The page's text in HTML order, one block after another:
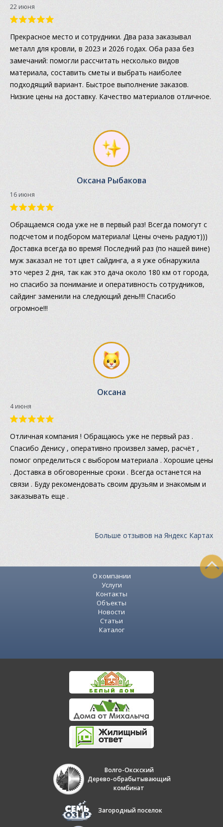
22 июня
Прекрасное место и сотрудники. Два раза заказывал
металл для кровли, в 2023 и 2026 годах. Оба раза без
замечаний: помогли рассчитать несколько видов
материала, составить сметы и выбрать наиболее
подходящий вариант. Быстрое выполнение заказов.
Низкие цены на доставку. Качество материалов отличное.
Оксана Рыбакова
16 июня
Обращаемся сюда уже не в первый раз! Всегда помогут с
подсчетом и подбором материала! Цены очень радуют)))
Доставка всегда во время! Последний раз (по нашей вине)
муж заказал не тот цвет сайдинга, а я уже обнаружила
это через 2 дня, так как это дача около 180 км от города,
но спасибо за понимание и оперативность сотрудников,
сайдинг заменили на следующий день!!!! Спасибо
огромное!!!
Оксана
4 июня
Отличная компания ! Обращаюсь уже не первый раз .
Спасибо Денису , оперативно произвел замер, расчёт ,
помог определиться с выбором материала . Хорошие цены
. Доставка в обговоренные сроки . Всегда останется на
связи . Буду рекомендовать своим друзьям и знакомым и
заказывать еще .
Больше отзывов на Яндекс Картах
О компании
Услуги
Контакты
Объекты
Новости
Статьи
Каталог
Волго-Окскский
Дерево-обрабытывающий
комбинат
Загородный поселок